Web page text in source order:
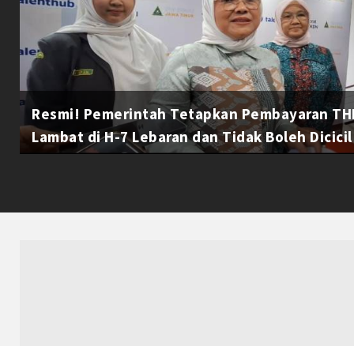
Resmi! Pemerintah Tetapkan Pembayaran
Lambat di H-7 Lebaran dan Tidak Boleh Dicicil